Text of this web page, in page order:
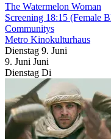
The Watermelon Woman
Screening 18:15 (Female
Communitys
Metro Kinokulturhaus
Dienstag 9. Juni
9. Juni Juni
Dienstag Di